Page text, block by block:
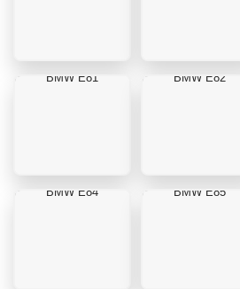
BMW E81 BMW E82
BMW E84 BMW E85